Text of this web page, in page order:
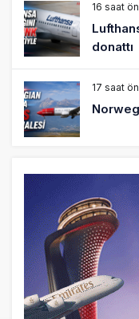
16 saat
donattı
17 saat
British
28
19 saat
Çiti